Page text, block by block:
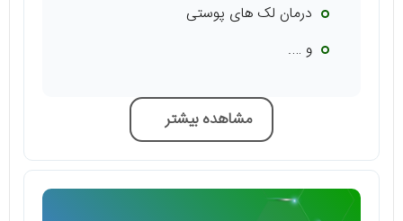
درمان لک های پوستی
و ….
مشاهده بیشتر